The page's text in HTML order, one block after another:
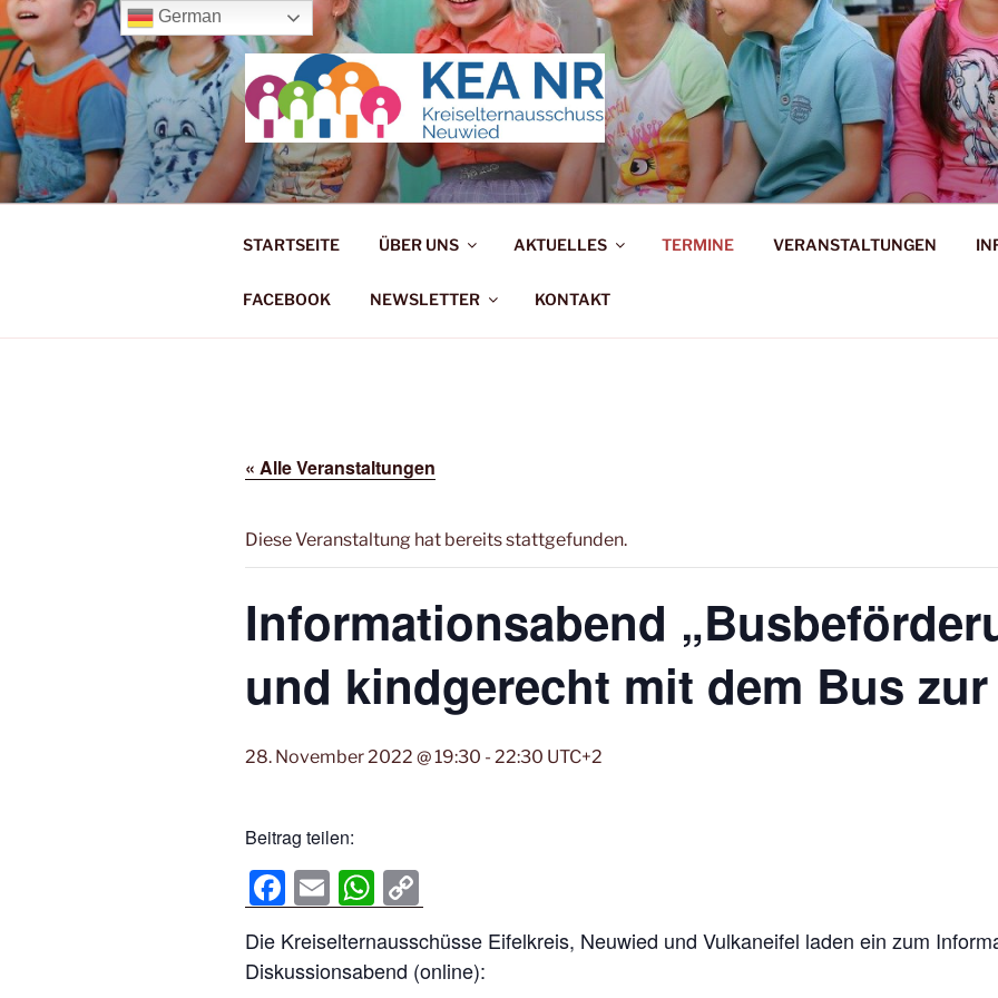
Zum
Inhalt
springen
KREISELTERNAUSSCHUSS
Wir machen uns für die Kleinen stark!
STARTSEITE ÜBER UNS AKTUELLES TERMINE VERANSTALTUNGEN
FACEBOOK NEWSLETTER KONTAKT
« Alle Veranstaltungen
Diese Veranstaltung hat bereits stattgefunden.
Informationsabend
und kindgerecht mit dem Bus zur
28. November 2022 @ 19:30 - 22:30 UTC+2
Beitrag teilen:
F
a
c
E
m
ail
W
h
at
o
p
Die Kreiselternausschüsse Eifelkreis, Neuwied und Vulkaneifel laden ein zum
Diskussionsabend (online):
German